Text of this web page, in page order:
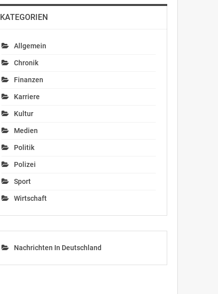
KATEGORIEN
Allgemein
Chronik
Finanzen
Karriere
Kultur
Medien
Politik
Polizei
Sport
Wirtschaft
Nachrichten In Deutschland